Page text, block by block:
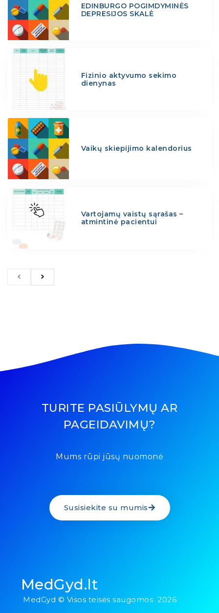
EDINBURGO POGIMDYMINĖS
DEPRESIJOS SKALĖ
Fizinio aktyvumo sekimo
dienynas
Vaikų skiepijimo kalendorius
Vartojamų vaistų sąrašas –
atmintinė pacientui
TURITE PASIŪLYMŲ AR
PAGEIDAVIMŲ?
Mums rūpi jūsų nuomonė
Susisiekite su mumis
MedGyd.lt
MedGyd © Visos teisės saugomos 2026